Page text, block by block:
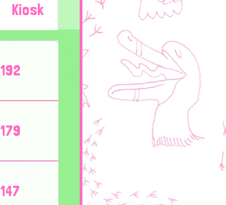
Kiosk
192
179
147